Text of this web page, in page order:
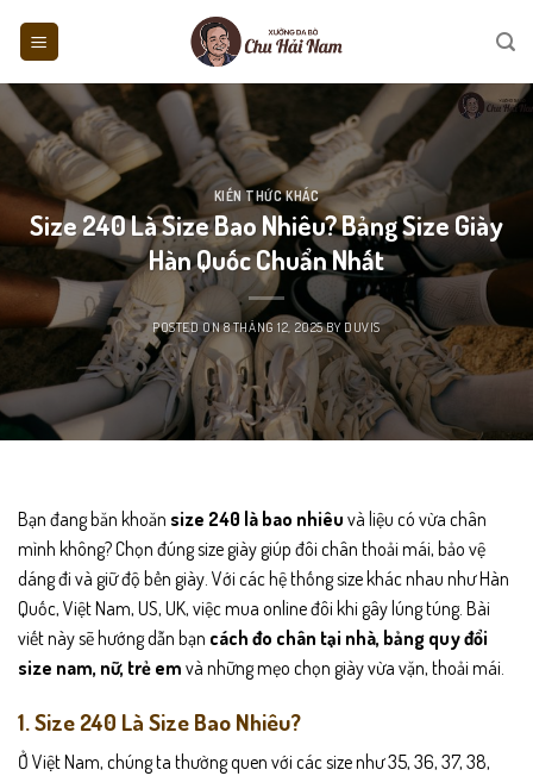
KIẾN THỨC KHÁC
Size 240 Là Size Bao Nhiêu? Bảng Size Giày
Hàn Quốc Chuẩn Nhất
POSTED ON8 THÁNG 12, 2025BY DUVIS
Bạn đang băn khoăn size 240 là bao nhiêu và liệu có vừa chân
mình không? Chọn đúng size giày giúp đôi chân thoải mái, bảo vệ
dáng đi và giữ độ bền giày. Với các hệ thống size khác nhau như Hàn
Quốc, Việt Nam, US, UK, việc mua online đôi khi gây lúng túng. Bài
viết này sẽ hướng dẫn bạn cách đo chân tại nhà, bảng quy đổi
size nam, nữ, trẻ em và những mẹo chọn giày vừa vặn, thoải mái.
1. Size 240 Là Size Bao Nhiêu?
Ở Việt Nam, chúng ta thường quen với các size như 35, 36, 37, 38,